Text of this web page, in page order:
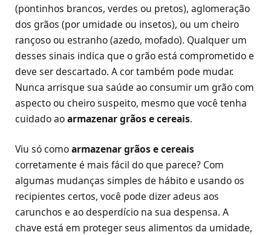
(pontinhos brancos, verdes ou pretos), aglomeração
dos grãos (por umidade ou insetos), ou um cheiro
rançoso ou estranho (azedo, mofado). Qualquer um
desses sinais indica que o grão está comprometido e
deve ser descartado. A cor também pode mudar.
Nunca arrisque sua saúde ao consumir um grão com
aspecto ou cheiro suspeito, mesmo que você tenha
cuidado aoarmazenar grãos e cereais.
Viu só comoarmazenar grãos e cereais
corretamente é mais fácil do que parece? Com
algumas mudanças simples de hábito e usando os
recipientes certos, você pode dizer adeus aos
carunchos e ao desperdício na sua despensa. A
chave está em proteger seus alimentos da umidade,